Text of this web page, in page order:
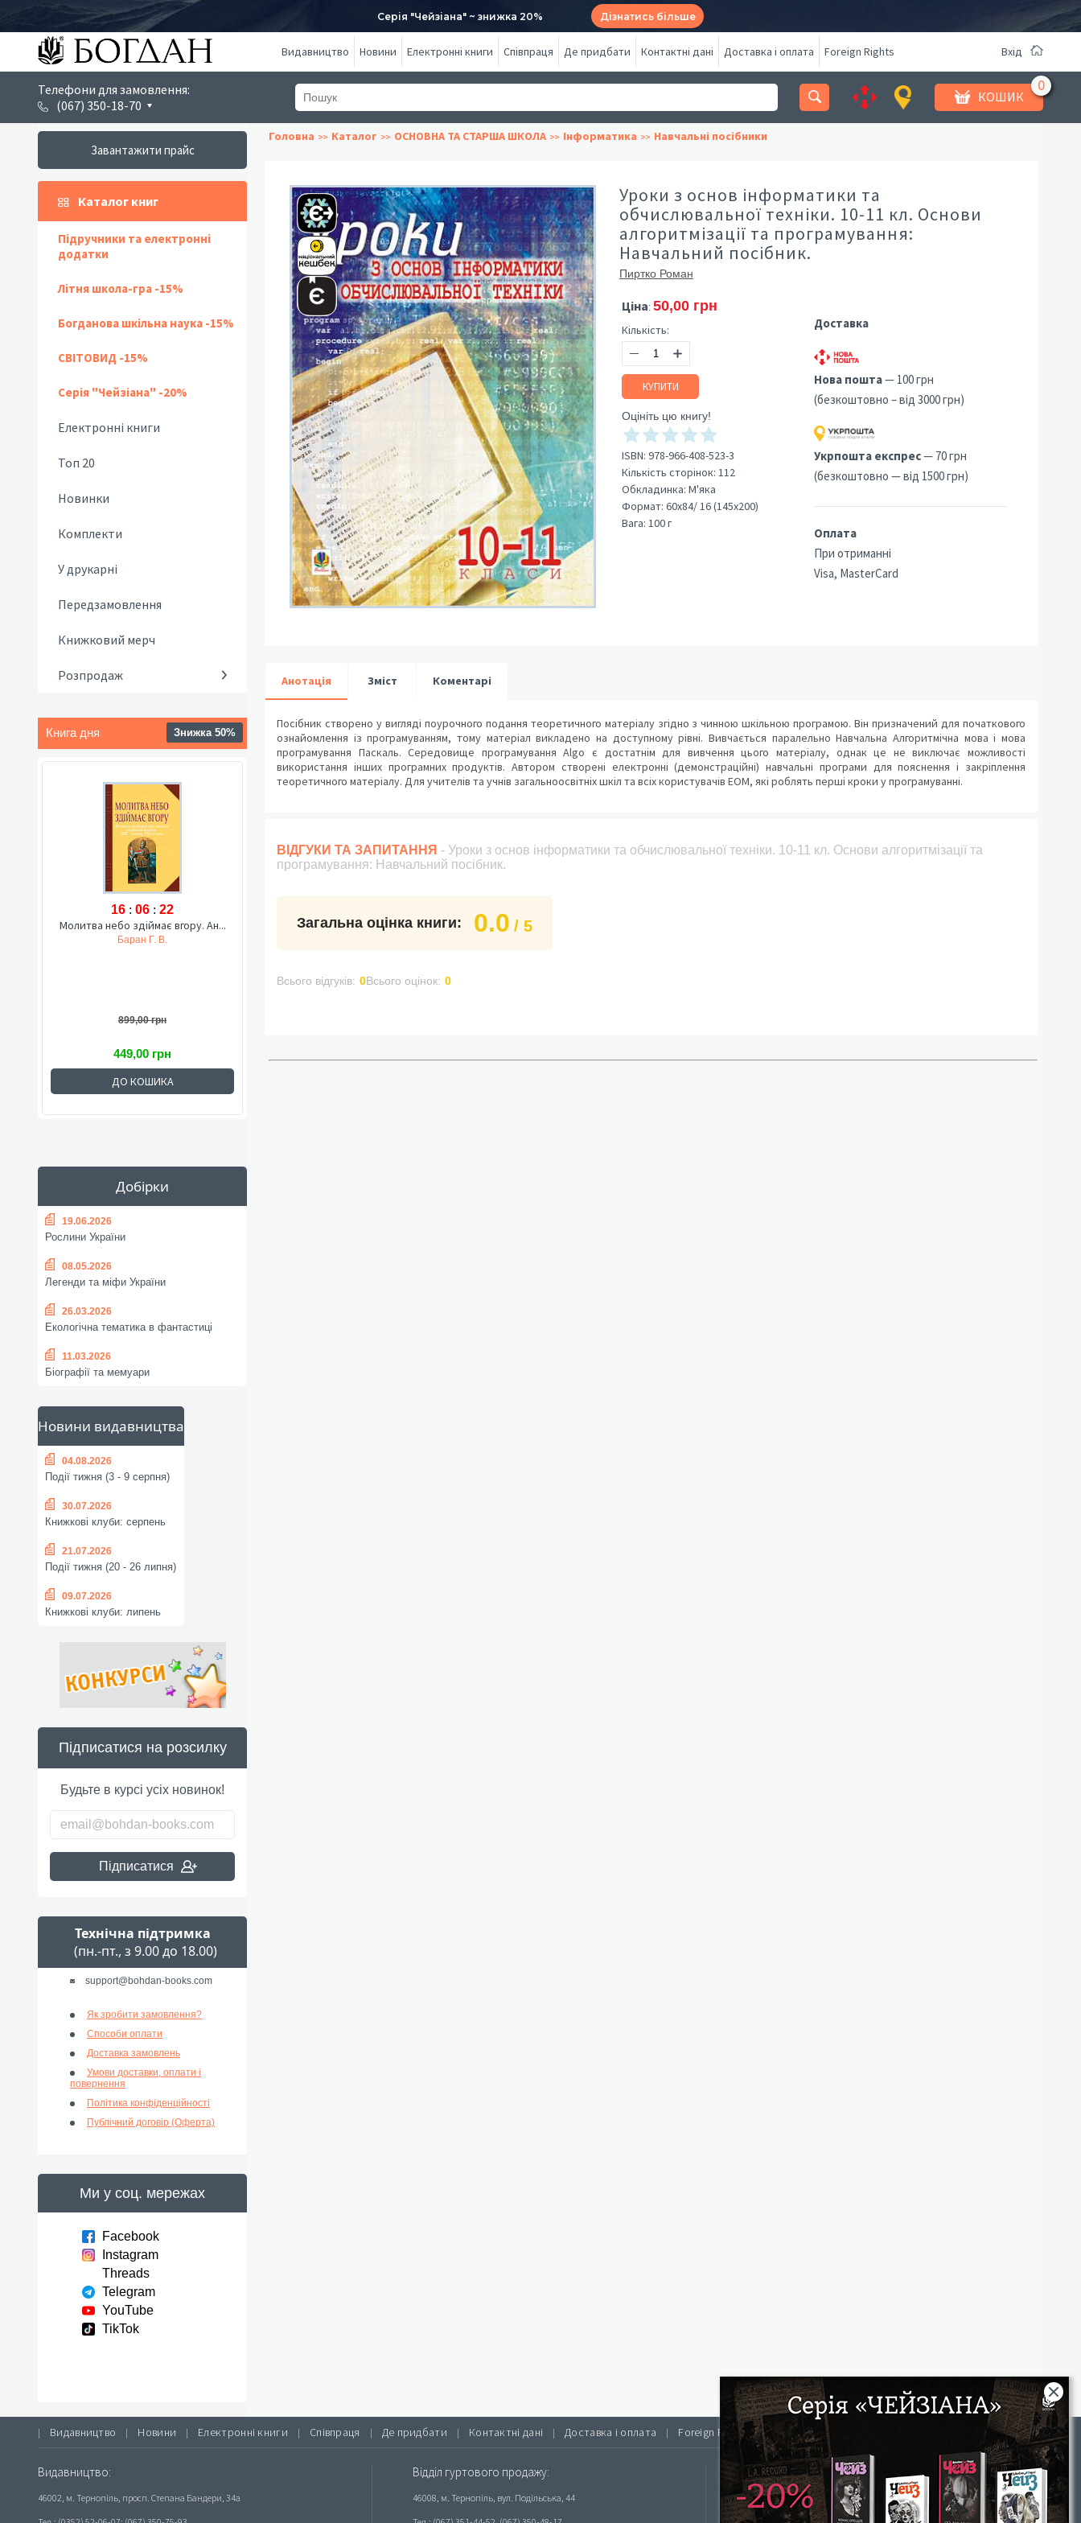
Серія "Чейзіана" ~ знижка 20% Дізнатись більше
Видавництво Новини Електронні книги Співпраця Де придбати Контактні дані Доставка і оплата Foreign Rights Вхід
Телефони для замовлення:
(067) 350-18-70
КОШИК
Завантажити прайс
Каталог книг
Підручники та електронні
додатки
Літня школа-гра -15%
Богданова шкільна наука -15%
СВІТОВИД -15%
Серія "Чейзіана" -20%
Електронні книги
Топ 20
Новинки
Комплекти
У друкарні
Передзамовлення
Книжковий мерч
Розпродаж
Книга дня Знижка 50%
16 : 06 : 21
Молитва небо здіймає вгору. Ан...
Баран Г. В.
899,00 грн
449,00 грн
ДО КОШИКА
Добірки
19.06.2026
Рослини України
08.05.2026
Легенди та міфи України
26.03.2026
Екологічна тематика в фантастиці
11.03.2026
Біографії та мемуари
Новини видавництва
04.08.2026
Події тижня (3 - 9 серпня)
30.07.2026
Книжкові клуби: серпень
21.07.2026
Події тижня (20 - 26 липня)
09.07.2026
Книжкові клуби: липень
Підписатися на розсилку
Будьте в курсі усіх новинок!
Підписатися
Технічна підтримка
(пн.-пт., з 9.00 до 18.00)
support@bohdan-books.com
Як зробити замовлення?
Способи оплати
Доставка замовлень
Умови доставки, оплати і
повернення
Політика конфіденційності
Публічний договір (Оферта)
Ми у соц. мережах
Facebook
Instagram
Threads
Telegram
YouTube
TikTok
Головна Каталог ОСНОВНА ТА СТАРША ШКОЛА Інформатика Навчальні посібники
Уроки з основ інформатики та
обчислювальної техніки. 10-11 кл. Основи
алгоритмізації та програмування:
Навчальний посібник.
Пиртко Роман
Ціна: 50,00 грн
Кількість:
КУПИТИ
Оцініть цю книгу!
ISBN: 978-966-408-523-3
Кількість сторінок: 112
Обкладинка: М'яка
Формат: 60х84/ 16 (145х200)
Вага: 100 г
Доставка
Нова пошта— 100 грн
(безкоштовно – від 3000 грн)
Укрпошта експрес— 70 грн
(безкоштовно — від 1500 грн)
Оплата
При отриманні
Visa, MasterCard
Анотація Зміст Коментарі
Посібник створено у вигляді поурочного подання теоретичного матеріалу згідно з чинною шкільною програмою. Він призначений для початкового
ознайомлення із програмуванням, тому матеріал викладено на доступному рівні. Вивчається паралельно Навчальна Алгоритмічна мова і мова
програмування Паскаль. Середовище програмування Algo є достатнім для вивчення цього матеріалу, однак це не виключає можливості
використання інших програмних продуктів. Автором створені електронні (демонстраційні) навчальні програми для пояснення і закріплення
теоретичного матеріалу. Для учителів та учнів загальноосвітніх шкіл та всіх користувачів ЕОМ, які роблять перші кроки у програмуванні.
ВІДГУКИ ТА ЗАПИТАННЯ - Уроки з основ інформатики та обчислювальної техніки. 10-11 кл. Основи алгоритмізації та
програмування: Навчальний посібник.
Загальна оцінка книги: 0.0 / 5
Всього відгуків: 0Всього оцінок: 0
| Видавництво | Новини | Електронні книги | Співпраця | Де придбати | Контактні дані | Доставка і оплата | Foreign Rights |
Видавництво:
46002, м. Тернопіль, просп. Степана Бандери, 34а
Відділ гуртового продажу:
46008, м. Тернопіль, вул. Подільська, 44
Інтернет-магазин «Видавництво Богдан»:
46018, м. Тернопіль, А/С 529